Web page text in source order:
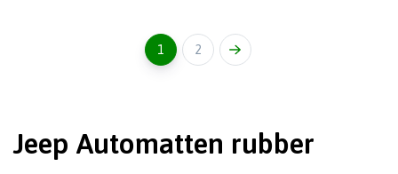
1 2
Jeep Automatten rubber